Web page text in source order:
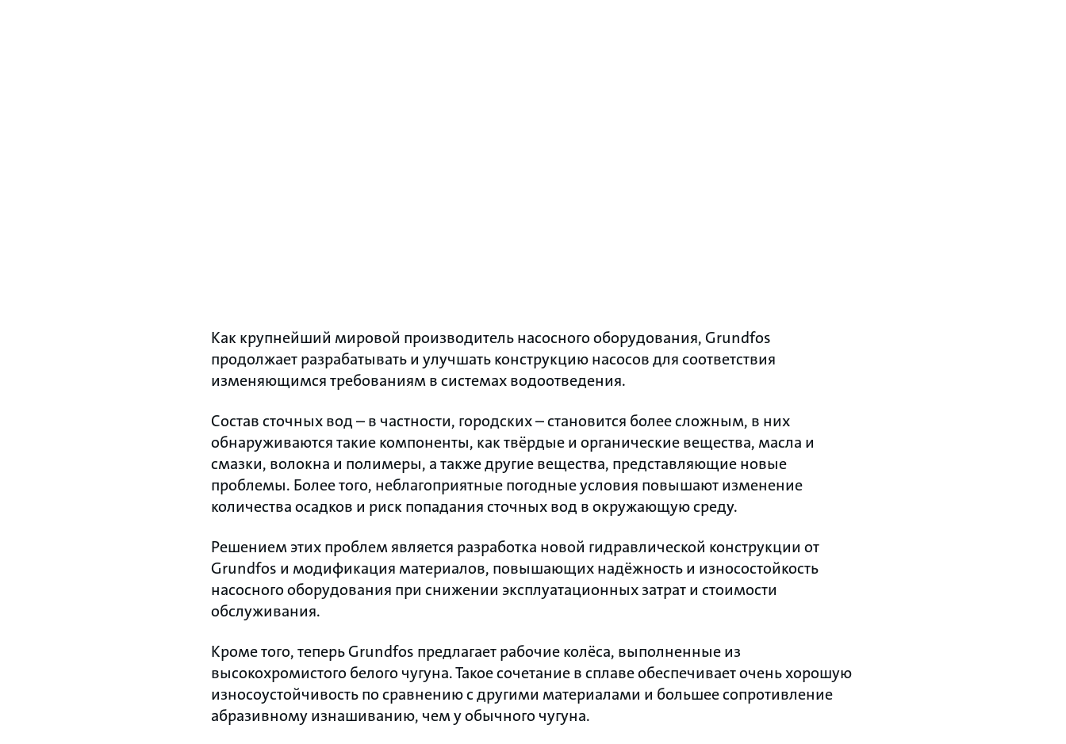
Как крупнейший мировой производитель насосного оборудования, Grundfos
продолжает разрабатывать и улучшать конструкцию насосов для соответствия
изменяющимся требованиям в системах водоотведения.
Состав сточных вод – в частности, городских – становится более сложным, в них
обнаруживаются такие компоненты, как твёрдые и органические вещества, масла и
смазки, волокна и полимеры, а также другие вещества, представляющие новые
проблемы. Более того, неблагоприятные погодные условия повышают изменение
количества осадков и риск попадания сточных вод в окружающую среду.
Решением этих проблем является разработка новой гидравлической конструкции от
Grundfos и модификация материалов, повышающих надёжность и износостойкость
насосного оборудования при снижении эксплуатационных затрат и стоимости
обслуживания.
Кроме того, теперь Grundfos предлагает рабочие колёса, выполненные из
высокохромистого белого чугуна. Такое сочетание в сплаве обеспечивает очень хорошую
износоустойчивость по сравнению с другими материалами и большее сопротивление
абразивному изнашиванию, чем у обычного чугуна.